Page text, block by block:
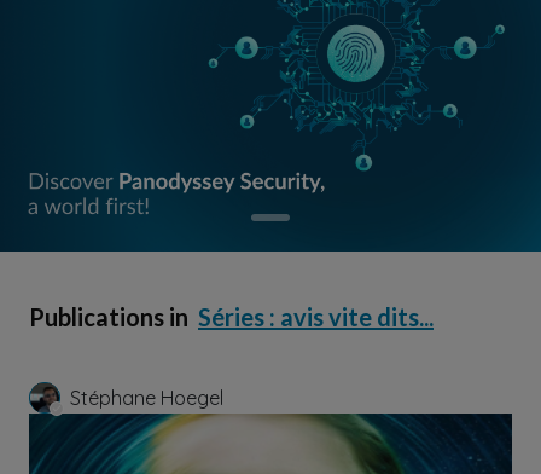
Publications in Séries : avis vite dits...
Stéphane Hoegel